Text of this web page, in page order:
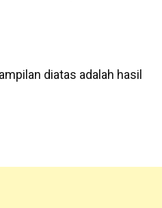
diatas adalah hasil